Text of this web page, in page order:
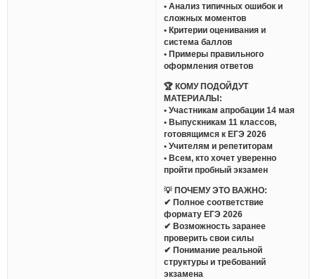
• Анализ типичных ошибок и
сложных моментов
• Критерии оценивания и
система баллов
• Примеры правильного
оформления ответов
🏆 КОМУ ПОДОЙДУТ
МАТЕРИАЛЫ:
• Участникам апробации 14 мая
• Выпускникам 11 классов,
готовящимся к ЕГЭ 2026
• Учителям и репетиторам
• Всем, кто хочет уверенно
пройти пробный экзамен
💡 ПОЧЕМУ ЭТО ВАЖНО:
✔ Полное соответствие
формату ЕГЭ 2026
✔ Возможность заранее
проверить свои силы
✔ Понимание реальной
структуры и требований
экзамена